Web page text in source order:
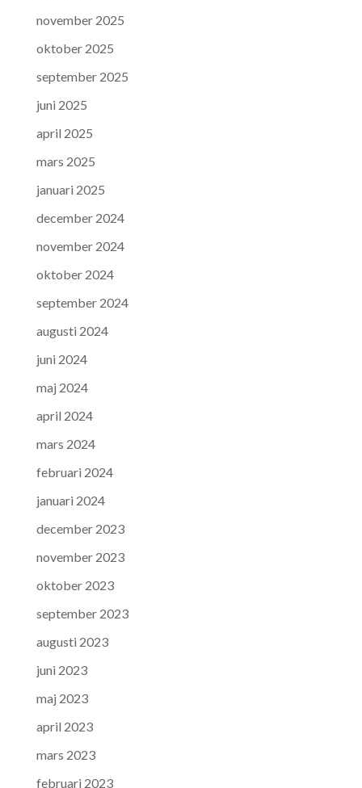
november 2025
oktober 2025
september 2025
juni 2025
april 2025
mars 2025
januari 2025
december 2024
november 2024
oktober 2024
september 2024
augusti 2024
juni 2024
maj 2024
april 2024
mars 2024
februari 2024
januari 2024
december 2023
november 2023
oktober 2023
september 2023
augusti 2023
juni 2023
maj 2023
april 2023
mars 2023
februari 2023